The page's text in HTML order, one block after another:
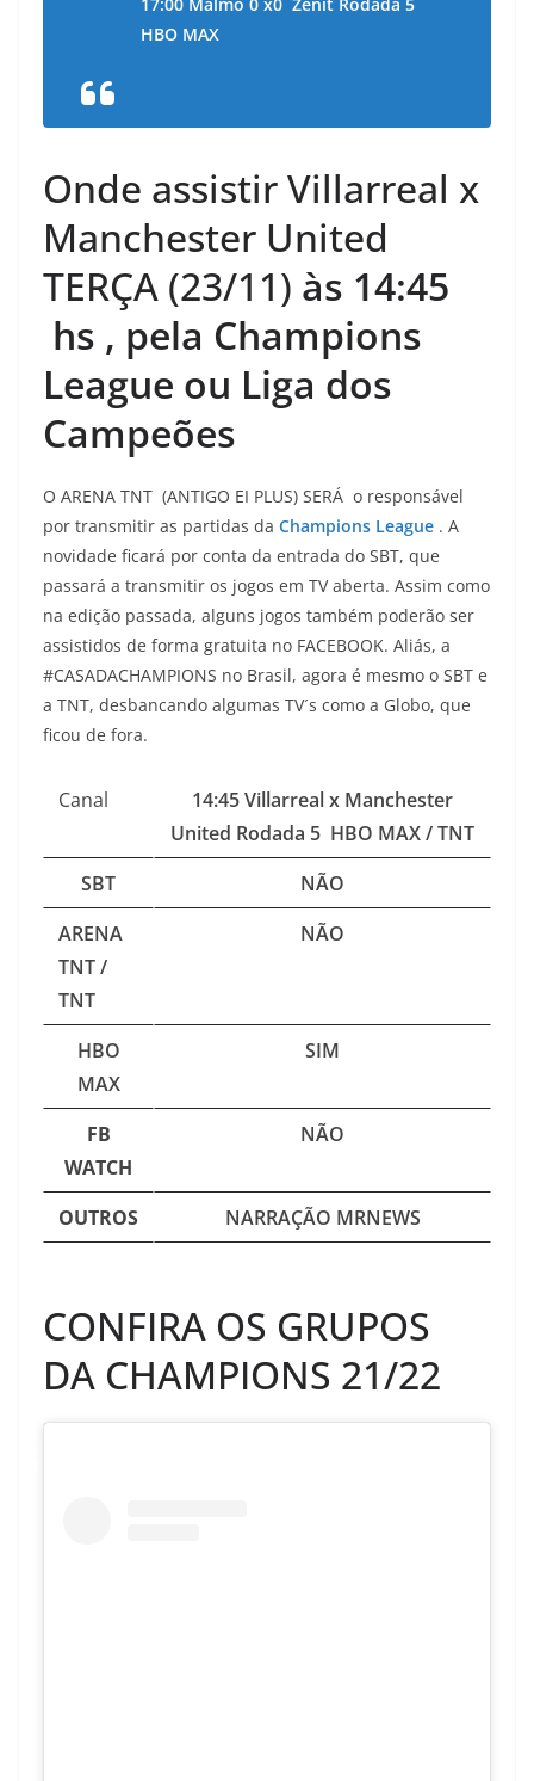
HBO MAX
Onde assistir Villarreal x
Manchester United
TERÇA (23/11) às 14:45
hs , pela Champions
League ou Liga dos
Campeões
O ARENA TNT (ANTIGO EI PLUS) SERÁ o responsável
por transmitir as partidas da Champions League . A
novidade ficará por conta da entrada do SBT, que
passará a transmitir os jogos em TV aberta. Assim como
na edição passada, alguns jogos também poderão ser
assistidos de forma gratuita no FACEBOOK. Aliás, a
#CASADACHAMPIONS no Brasil, agora é mesmo o SBT e
a TNT, desbancando algumas TV´s como a Globo, que
ficou de fora.
Canal
14:45 Villarreal x Manchester
United Rodada 5 HBO MAX / TNT
SBT
NÃO
ARENA
TNT /
TNT
NÃO
HBO
MAX
SIM
FB
WATCH
NÃO
OUTROS NARRAÇÃO MRNEWS
CONFIRA OS GRUPOS
DA CHAMPIONS 21/22